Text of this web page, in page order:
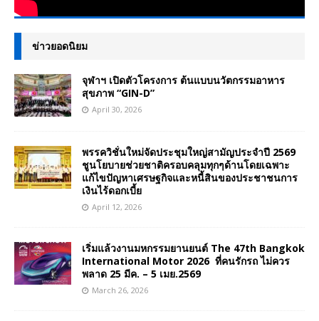
ข่าวยอดนิยม
จุฬาฯ เปิดตัวโครงการ ต้นแบบนวัตกรรมอาหาร
สุขภาพ “GIN-D”
April 30, 2026
พรรควิชั่นใหม่จัดประชุมใหญ่สามัญประจำปี 2569
ชูนโยบายช่วยชาติครอบคลุมทุกๆด้านโดยเฉพาะ
แก้ไขปัญหาเศรษฐกิจและหนี้สินของประชาชนการ
เงินไร้ดอกเบี้ย
April 12, 2026
เริ่มแล้วงานมหกรรมยานยนต์ The 47th Bangkok
International Motor 2026 ที่คนรักรถ ไม่ควร
พลาด 25 มีค. – 5 เมย.2569
March 26, 2026